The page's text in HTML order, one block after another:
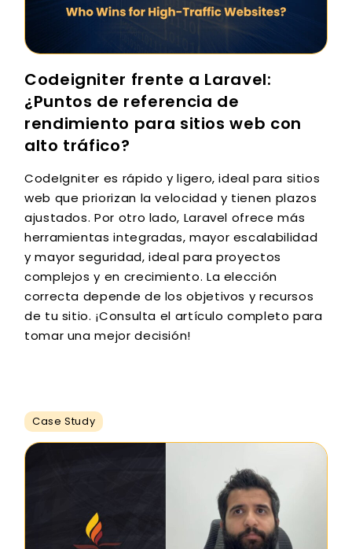
Codeigniter frente a Laravel:
¿Puntos de referencia de
rendimiento para sitios web con
alto tráfico?
CodeIgniter es rápido y ligero, ideal para sitios
web que priorizan la velocidad y tienen plazos
ajustados. Por otro lado, Laravel ofrece más
herramientas integradas, mayor escalabilidad
y mayor seguridad, ideal para proyectos
complejos y en crecimiento. La elección
correcta depende de los objetivos y recursos
de tu sitio. ¡Consulta el artículo completo para
tomar una mejor decisión!
Case Study